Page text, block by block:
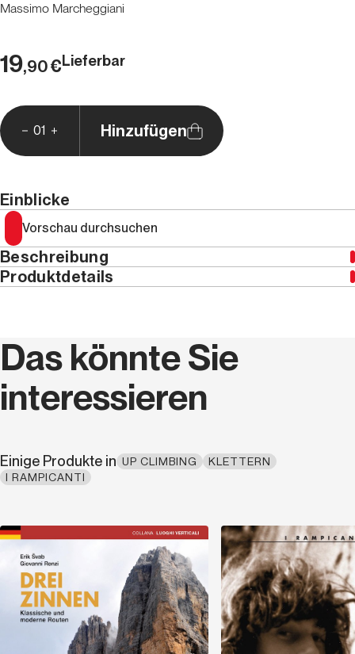
Massimo Marcheggiani
19,90€Lieferbar
01 Hinzufügen
Einblicke
Vorschau durchsuchen
Beschreibung
Ausgabe nur in Italienisch erhältlich
Produktdetails
ISBN
Breite (cm)
Gewicht (kg)
Seriencode R 54
Sprache Italienisch
Das könnte Sie
interessieren
Einige Produkte in UP CLIMBING
KLETTERN
I RAMPICANTI
Entdecken